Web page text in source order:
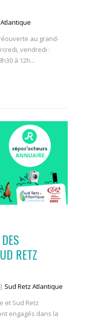
au grand-
vendredi :
à 12h...
RETZ
| Sud Retz Atlantique
et Sud Retz
engagés dans la